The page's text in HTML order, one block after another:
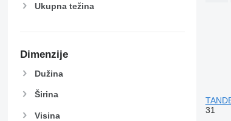
Ukupna težina
Dimenzije
Dužina
Širina
Visina
31